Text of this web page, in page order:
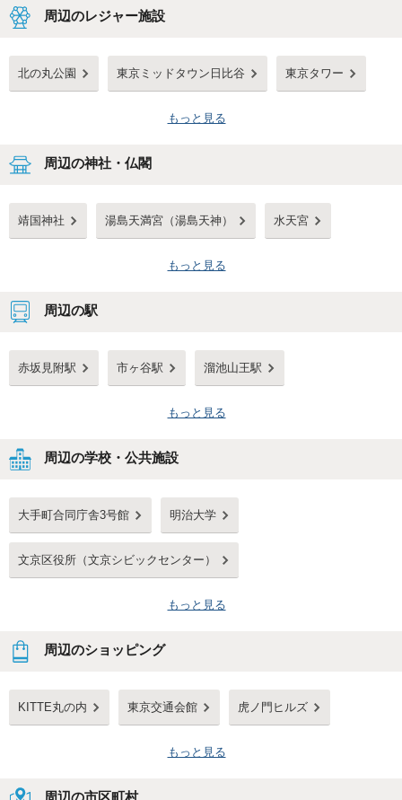
周辺のレジャー施設
北の丸公園 東京ミッドタウン日比谷 東京タワー
もっと見る
周辺の神社・仏閣
靖国神社 湯島天満宮（湯島天神） 水天宮
もっと見る
周辺の駅
赤坂見附駅 市ヶ谷駅 溜池山王駅
もっと見る
周辺の学校・公共施設
大手町合同庁舎3号館 明治大学
文京区役所（文京シビックセンター）
もっと見る
周辺のショッピング
KITTE丸の内 東京交通会館 虎ノ門ヒルズ
もっと見る